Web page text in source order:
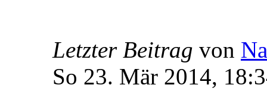
Letzter Beitrag von
So 23. Mär 2014,